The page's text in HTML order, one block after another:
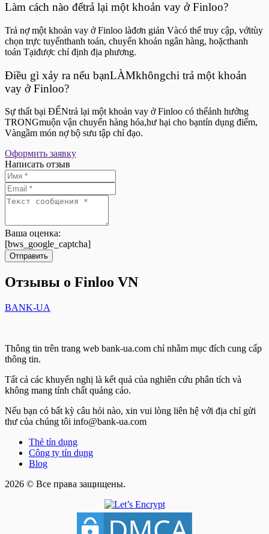
Làm cách nào đểtrả lại một khoản vay ở Finloo?
Trả nợ một khoản vay ở Finloo làđơn giản Vàcó thể truy cập, vớitùy
chọn trực tuyếnthanh toán, chuyển khoản ngân hàng, hoặcthanh
toán Tạiđược chỉ định địa phương.
Điều gì xảy ra nếu bạnLÀMkhôngchi trả một khoản
vay ở Finloo?
Sự thất bại ĐẾNtrả lại một khoản vay ở Finloo có thểảnh hưởng
TRONGmuộn vận chuyển hàng hóa,hư hại cho bạntín dụng điểm,
Vàngầm món nợ bộ sưu tập chỉ đạo.
Оформить заявку
Написать отзыв
Ваша оценка:
[bws_google_captcha]
Отправить
Отзывы о Finloo VN
BANK-UA
Thông tin trên trang web bank-ua.com chỉ nhằm mục đích cung cấp
thông tin.
Tất cả các khuyến nghị là kết quả của nghiên cứu phân tích và
không mang tính chất quảng cáo.
Nếu bạn có bất kỳ câu hỏi nào, xin vui lòng liên hệ với địa chỉ gửi
thư của chúng tôi info@bank-ua.com
Thẻ tín dụng
Công ty tín dụng
Blog
2026 © Все права защищены.